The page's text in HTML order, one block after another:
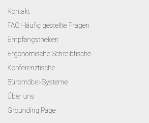
Kontakt
FAQ Häufig gestellte Fragen
Empfangstheken
Ergonomische Schreibtische
Konferenztische
Büromöbel-Systeme
Über uns
Grounding Page